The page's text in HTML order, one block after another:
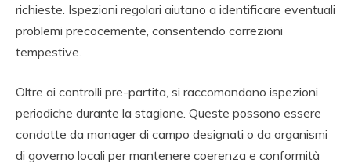
richieste. Ispezioni regolari aiutano a identificare eventuali
problemi precocemente, consentendo correzioni
tempestive.
Oltre ai controlli pre-partita, si raccomandano ispezioni
periodiche durante la stagione. Queste possono essere
condotte da manager di campo designati o da organismi
di governo locali per mantenere coerenza e conformità